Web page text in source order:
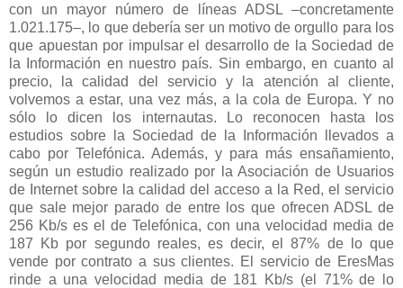
con un mayor número de líneas ADSL –concretamente
1.021.175–, lo que debería ser un motivo de orgullo para los
que apuestan por impulsar el desarrollo de la Sociedad de
la Información en nuestro país. Sin embargo, en cuanto al
precio, la calidad del servicio y la atención al cliente,
volvemos a estar, una vez más, a la cola de Europa. Y no
sólo lo dicen los internautas. Lo reconocen hasta los
estudios sobre la Sociedad de la Información llevados a
cabo por Telefónica. Además, y para más ensañamiento,
según un estudio realizado por la Asociación de Usuarios
de Internet sobre la calidad del acceso a la Red, el servicio
que sale mejor parado de entre los que ofrecen ADSL de
256 Kb/s es el de Telefónica, con una velocidad media de
187 Kb por segundo reales, es decir, el 87% de lo que
vende por contrato a sus clientes. El servicio de EresMas
rinde a una velocidad media de 181 Kb/s (el 71% de lo